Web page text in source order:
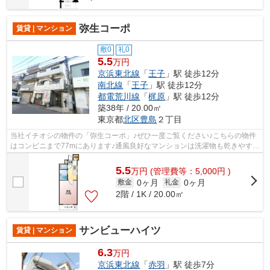
賃貸 | マンション 弥生コーポ
敷0 礼0
5.5万円
京浜東北線 「王子 」駅 徒歩12分
南北線 「王子 」駅 徒歩12分
都電荒川線 「梶原 」駅 徒歩12分
築38年 / 20.00㎡
東京都北区豊島 ２丁目
当社イチオシの物件の「弥生コーポ」♪ぜひ一度ご覧ください♪こちらの物件
はコンビニまで77mにあります♪通風良好なマンションは洗濯物も乾きやすく
なっています♪共用部に住民専用のゴミ...
5.5万円 (管理費等：5,000円 )
敷金 0ヶ月 礼金 0ヶ月
2階 / 1K / 20.00㎡
賃貸 | マンション サンビューハイツ
6.3万円
京浜東北線 「赤羽 」駅 徒歩7分